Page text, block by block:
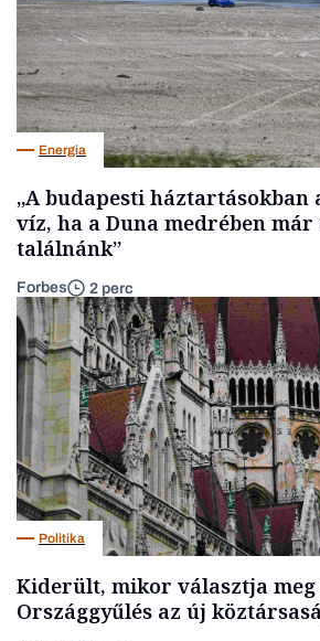
Energia
„A budapesti háztartásokban
víz, ha a Duna medrében már
találnánk”
Forbes 2 perc
Politika
Kiderült, mikor választja meg
Országgyűlés az új